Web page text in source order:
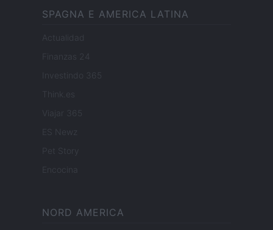
SPAGNA E AMERICA LATINA
Actualidad
Finanzas 24
Investindo 365
Think.es
Viajar 365
ES Newz
Pet Story
Encocina
NORD AMERICA